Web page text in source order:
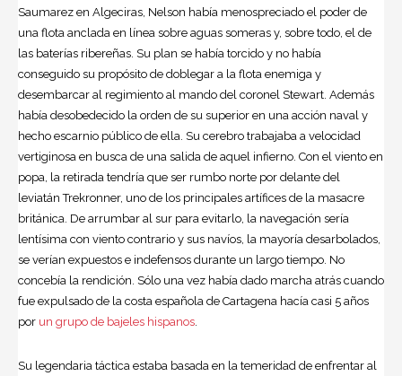
Saumarez en Algeciras, Nelson había menospreciado el poder de
una flota anclada en línea sobre aguas someras y, sobre todo, el de
las baterías ribereñas. Su plan se había torcido y no había
conseguido su propósito de doblegar a la flota enemiga y
desembarcar al regimiento al mando del coronel Stewart. Además
había desobedecido la orden de su superior en una acción naval y
hecho escarnio público de ella. Su cerebro trabajaba a velocidad
vertiginosa en busca de una salida de aquel infierno. Con el viento en
popa, la retirada tendría que ser rumbo norte por delante del
leviatán Trekronner, uno de los principales artífices de la masacre
británica. De arrumbar al sur para evitarlo, la navegación sería
lentísima con viento contrario y sus navíos, la mayoría desarbolados,
se verían expuestos e indefensos durante un largo tiempo. No
concebía la rendición. Sólo una vez había dado marcha atrás cuando
fue expulsado de la costa española de Cartagena hacía casi 5 años
por un grupo de bajeles hispanos.
Su legendaria táctica estaba basada en la temeridad de enfrentar al